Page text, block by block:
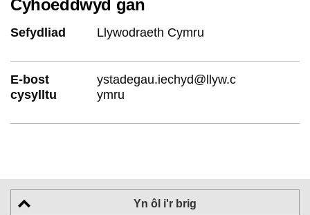
Cyhoeddwyd gan
Sefydliad Llywodraeth Cymru
E-bost
cysylltu
ystadegau.iechyd@llyw.c
ymru
Yn ôl i'r brig